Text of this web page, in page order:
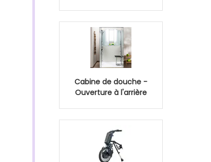
Cabine de douche -
Ouverture à l'arrière